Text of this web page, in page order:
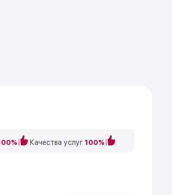
Качества услуг 100%